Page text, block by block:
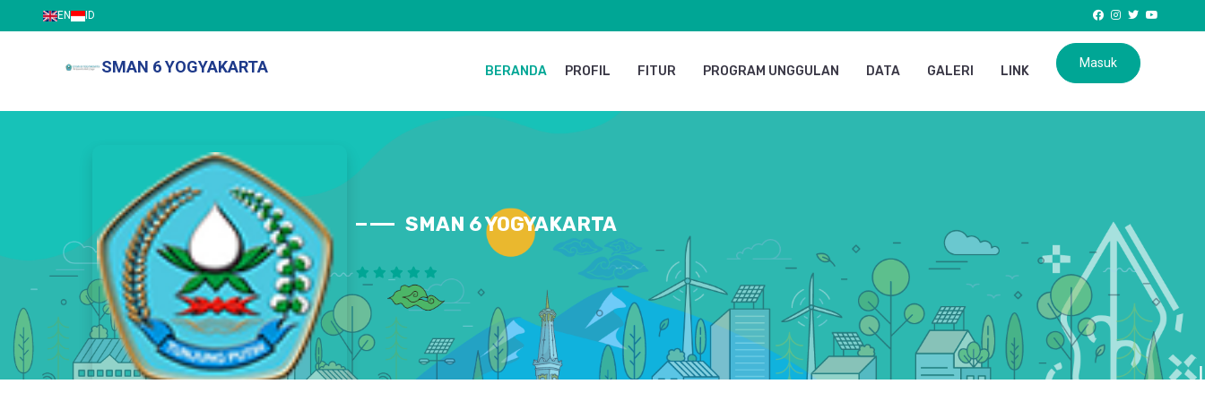
EN ID
SMAN 6 YOGYAKARTA Masuk
BERANDA PROFIL FITUR PROGRAM UNGGULAN DATA GALERI LINK
SMAN 6 YOGYAKARTA